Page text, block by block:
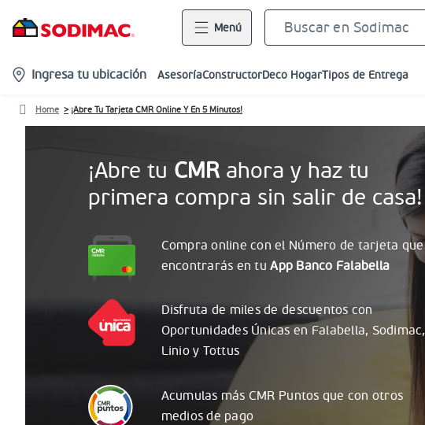
Menú
location-
icon
Ingresa tu ubicación AsesoríaConstructorDeco HogarTipos de Entrega
Home ¡Abre Tu Tarjeta CMR Online Y En 5 Minutos!
¡Abre tu CMR ahora y haz tu
primera compra sin salir de casa!
Compra online con el Número de tarjeta que
encontrarás en tu App Banco Falabella
Disfruta de miles de descuentos con
OportunidadesÚnicasen Falabella, Sodimac,
Linio y Tottus
Acumulas más CMR Puntos que con otros
medios de pago